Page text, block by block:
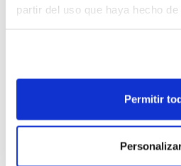
partir del uso que haya hecho
Permitir
motivo por el cual la
Maestro de profesión,
destacado formador de
contribuyendo como